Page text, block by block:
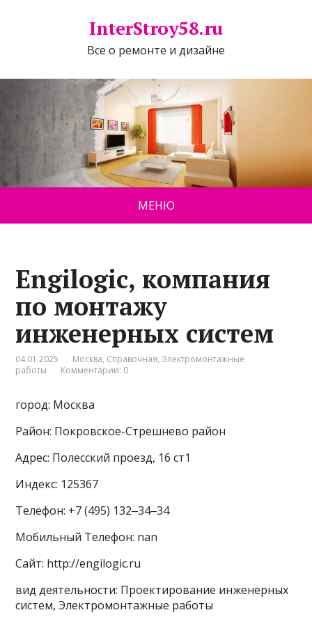
InterStroy58.ru
Все о ремонте и дизайне
МЕНЮ
Engilogic, компания
по монтажу
инженерных систем
04.01.2025 Москва, Справочная,Электромонтажные
работы
Комментарии: 0
город: Москва
Район: Покровское-Стрешнево район
Адрес: Полесский проезд, 16 ст1
Индекс: 125367
Телефон: +7 (495) 132‒34‒34
Мобильный Телефон: nan
Сайт: http://engilogic.ru
вид деятельности: Проектирование инженерных
систем, Электромонтажные работы